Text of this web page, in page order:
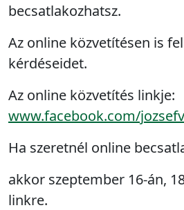
becsatlakozhatsz.
Az online közvetítésen is
kérdéseidet.
Az online közvetítés linkje:
www.facebook.com/
Ha szeretnél online
akkor szeptember 16-án,
linkre.